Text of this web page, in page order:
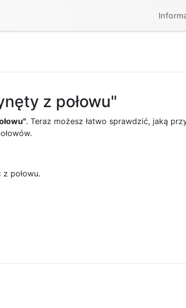
z połowu"
. Teraz możesz łatwo sprawdzić, jaką
połowu.